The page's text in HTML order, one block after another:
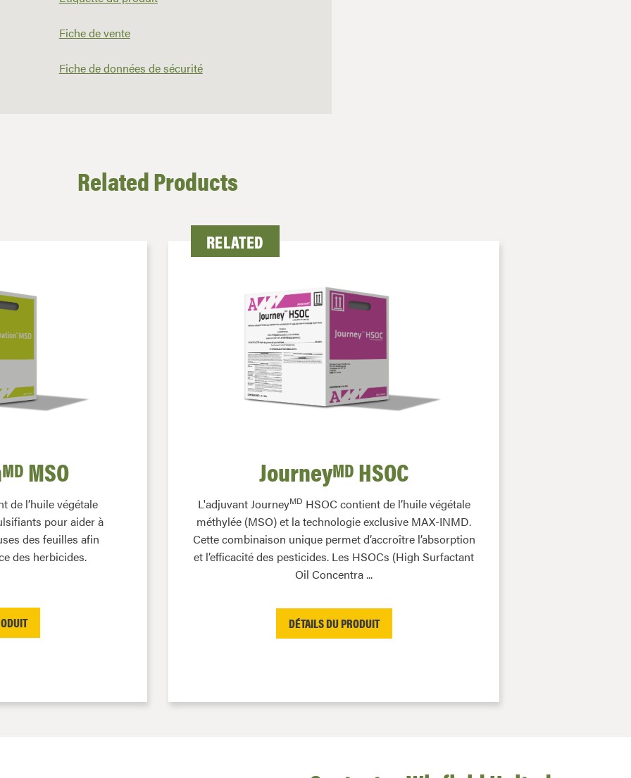
Fiche de vente
Fiche de données de sécurité
Related Products
MD MSO
de l’huile végétale
pour aider à
des feuilles afin
des herbicides.
RELATED
JourneyMD HSOC
L'adjuvant JourneyMD HSOC contient de l’huile végétale
méthylée (MSO) et la technologie exclusive MAX-INMD.
Cette combinaison unique permet d’accroître l’absorption
et l’efficacité des pesticides. Les HSOCs (High Surfactant
Oil Concentra ...
DÉTAILS DU PRODUIT